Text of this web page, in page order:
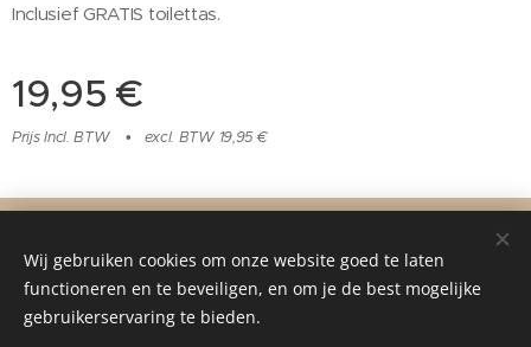
Inclusief GRATIS toilettas.
19,95 €
Prijs Incl. BTW excl. BTW 19,95 €
5151 BL Drunen,
06-15221740
Mogelijk gemaakt doorWebnode Cookies
Wij gebruiken cookies om onze website goed te laten
functioneren en te beveiligen, en om je de best mogelijke
gebruikerservaring te bieden.